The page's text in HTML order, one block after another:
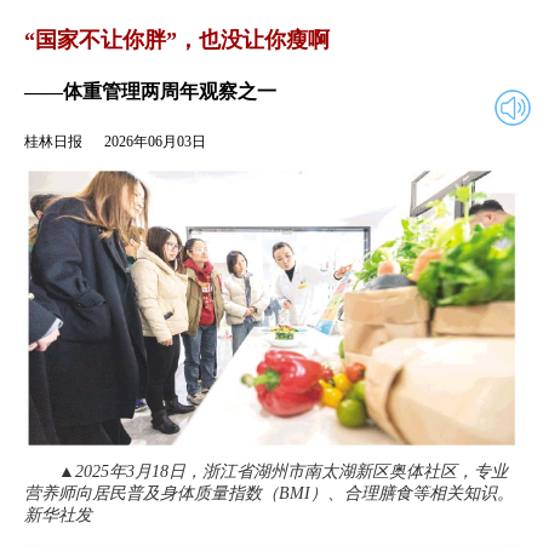
2026年06月03日
“国家不让你胖”，也没让你瘦啊
——体重管理两周年观察之一
桂林日报 2026年06月03日
▲2025年3月18日，浙江省湖州市南太湖新区奥体社区，专业
营养师向居民普及身体质量指数（BMI）、合理膳食等相关知识。
新华社发